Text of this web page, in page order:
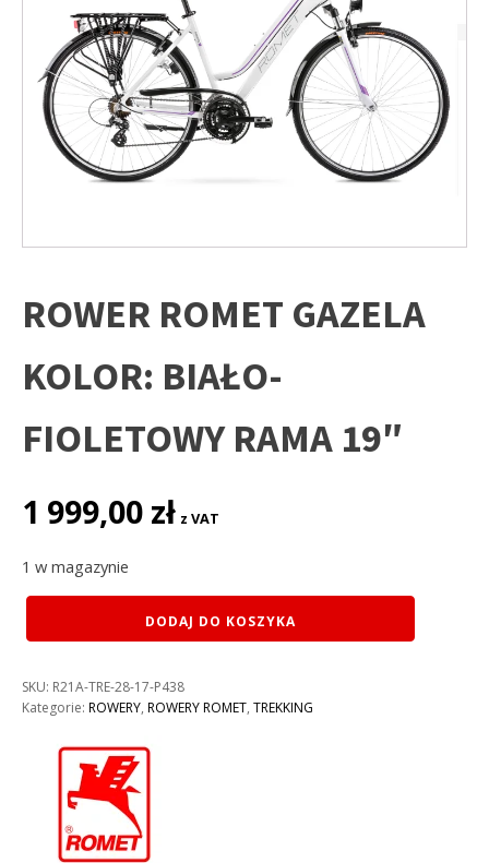
ROWER ROMET GAZELA
KOLOR: BIAŁO-
FIOLETOWY RAMA 19″
1 999,00 zł z VAT
1 w magazynie
ROWER
KOLOR:
BIAŁO-
DODAJ DO KOSZYKA
SKU: R21A-TRE-28-17-P438
Kategorie: ROWERY, ROWERY ROMET, TREKKING